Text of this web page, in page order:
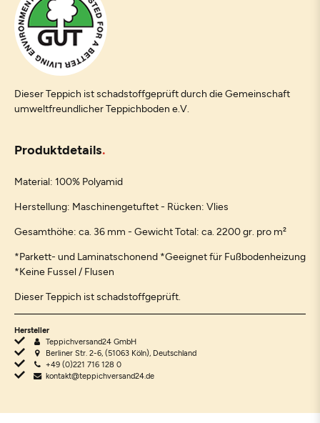
Dieser Teppich ist schadstoffgeprüft durch die Gemeinschaft
umweltfreundlicher Teppichboden e.V.
Produktdetails
Material: 100% Polyamid
Herstellung: Maschinengetuftet - Rücken: Vlies
Gesamthöhe: ca. 36 mm - Gewicht Total: ca. 2200 gr. pro m²
*Parkett- und Laminatschonend *Geeignet für Fußbodenheizung
*Keine Fussel / Flusen
Dieser Teppich ist schadstoffgeprüft.
Hersteller
Teppichversand24 GmbH
Berliner Str. 2-6, (51063 Köln), Deutschland
+49 (0)221 716 128 0
kontakt@teppichversand24.de